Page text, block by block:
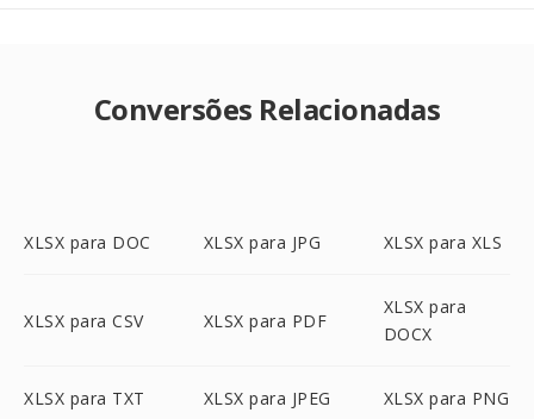
Conversões Relacionadas
XLSX para DOC XLSX para JPG XLSX para XLS
XLSX para CSV XLSX para PDF
XLSX para
DOCX
XLSX para TXT XLSX para JPEG XLSX para PNG